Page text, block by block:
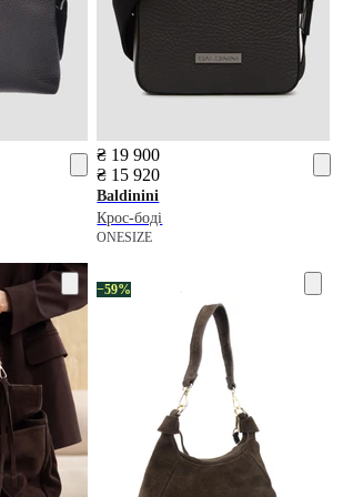
₴ 19 900
₴ 15 920
Baldinini
Крос-боді
ONESIZE
−59%